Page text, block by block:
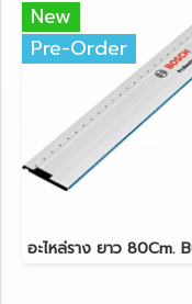
New
Pre-Order